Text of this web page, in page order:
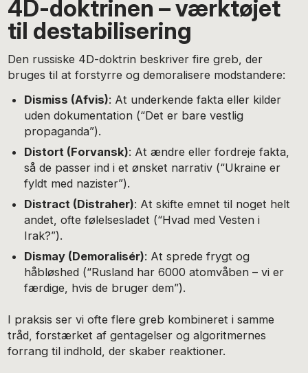
4D-doktrinen – værktøjet
til destabilisering
Den russiske 4D-doktrin beskriver fire greb, der
bruges til at forstyrre og demoralisere modstandere:
Dismiss (Afvis): At underkende fakta eller kilder
uden dokumentation (“Det er bare vestlig
propaganda”).
Distort (Forvansk): At ændre eller fordreje fakta,
så de passer ind i et ønsket narrativ (“Ukraine er
fyldt med nazister”).
Distract (Distraher): At skifte emnet til noget helt
andet, ofte følelsesladet (“Hvad med Vesten i
Irak?”).
Dismay (Demoralisér): At sprede frygt og
håbløshed (“Rusland har 6000 atomvåben – vi er
færdige, hvis de bruger dem”).
I praksis ser vi ofte flere greb kombineret i samme
tråd, forstærket af gentagelser og algoritmernes
forrang til indhold, der skaber reaktioner.